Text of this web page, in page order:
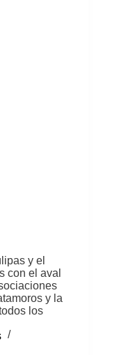
y el
con el aval
y la
los